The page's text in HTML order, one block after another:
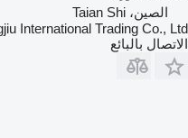
الصين، Taian Shi
International Trading Co., Ltd.
الاتصال بالبائع